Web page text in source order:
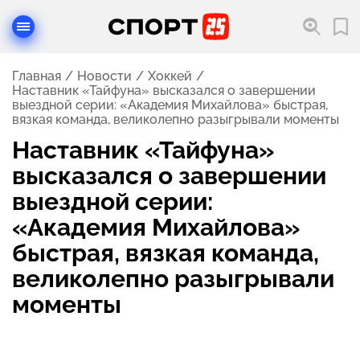
Главная Новости
Хоккей
Наставник «Тайфуна» высказался о завершении
выездной серии: «Академия Михайлова» быстрая,
вязкая команда, великолепно разыгрывали моменты
Наставник «Тайфуна»
высказался о завершении
выездной серии:
«Академия Михайлова»
быстрая, вязкая команда,
великолепно разыгрывали
моменты